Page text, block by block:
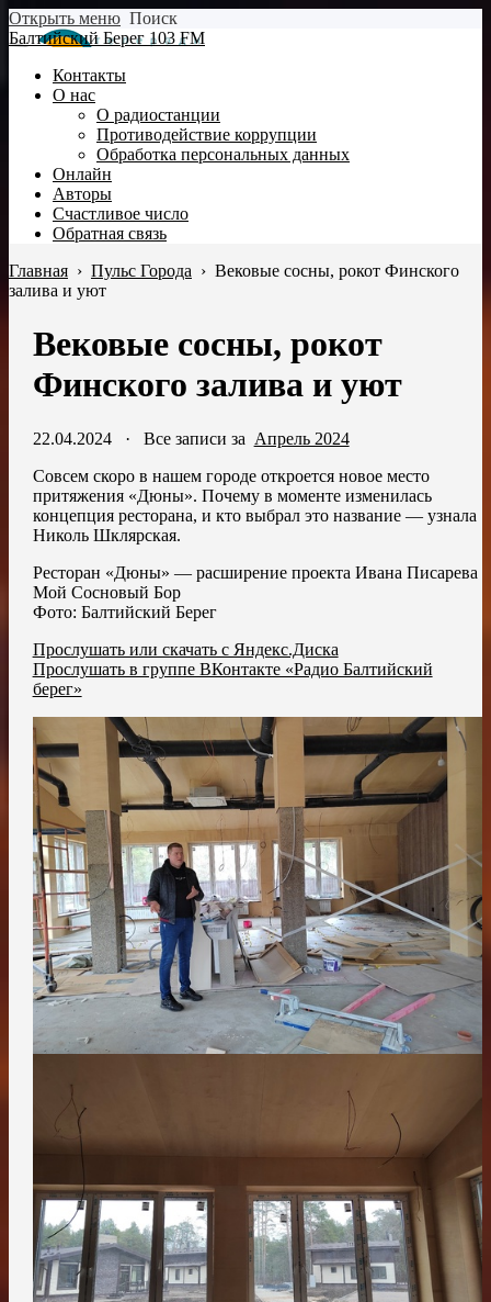
Открыть меню Поиск
Балтийский Берег 103 FM
Контакты
О нас
О радиостанции
Противодействие коррупции
Обработка персональных данных
Онлайн
Авторы
Счастливое число
Обратная связь
Главная › Пульс Города › Вековые сосны, рокот Финского
залива и уют
Вековые сосны, рокот
Финского залива и уют
22.04.2024· Все записи за Апрель 2024
Совсем скоро в нашем городе откроется новое место
притяжения «Дюны». Почему в моменте изменилась
концепция ресторана, и кто выбрал это название — узнала
Николь Шклярская.
Ресторан «Дюны» — расширение проекта Ивана Писарева
Мой Сосновый Бор
Фото: Балтийский Берег
Прослушать или скачать с Яндекс.Диска
Прослушать в группе ВКонтакте «Радио Балтийский
берег»